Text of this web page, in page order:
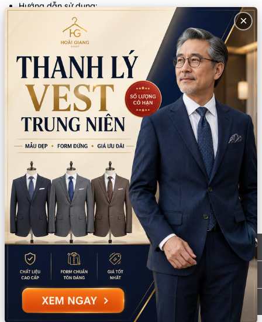
Hướng dẫn sử dụng:
Giặt tay/giặt máy
Không dùng thuốc tẩy Không giặt bằng nước sôi
Mô tả sản phẩm
×